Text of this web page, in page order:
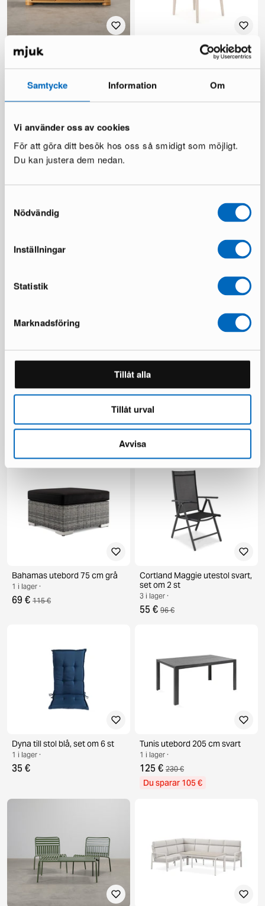
Samtycke Information Om
Vi använder oss av cookies
För att göra ditt besök hos oss så smidigt som möjligt.
Du kan justera dem nedan.
Nödvändig
Inställningar
Statistik
Marknadsföring
Tillåt alla
Tillåt urval
Avvisa
Roberti Rattan rottingbyrå
1 i lager ·
Molly matstol beige, set om 2
3 i lager ·
135 €
Layered Solid ullmatta 300 x
589 € 2 938 €
Bahamas soffbord 113 cm
95 € 173 €
3 i lager ·
129 € 240 €
Du sparar 111 €
Bahamas utebord 75 cm grå
1 i lager ·
69 € 115 €
Cortland Maggie utestol svart,
set om 2 st
3 i lager ·
55 € 96 €
Dyna till stol blå, set om 6 st
1 i lager ·
35 €
Tunis utebord 205 cm svart
1 i lager ·
125 € 230 €
Du sparar 105 €